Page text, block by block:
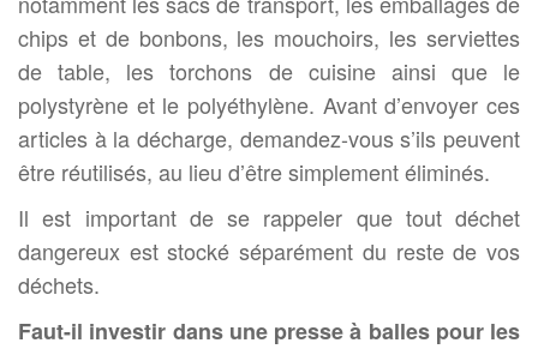
chips et de bonbons, les mouchoirs, les serviettes
de table, les torchons de cuisine ainsi que le
polystyrène et le polyéthylène. Avant d’envoyer ces
articles à la décharge, demandez-vous s’ils peuvent
être réutilisés, au lieu d’être simplement éliminés.
Il est important de se rappeler que tout déchet
dangereux est stocké séparément du reste de vos
déchets.
Faut-il investir dans une presse à balles pour les